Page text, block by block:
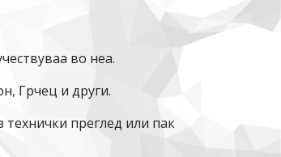
во неа.
Грчец и други.
технички преглед или пак